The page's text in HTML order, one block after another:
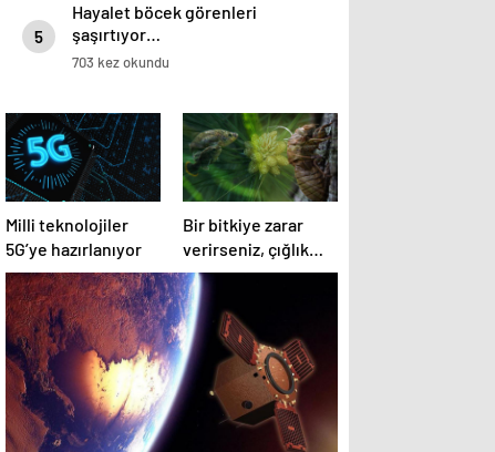
5
Hayalet böcek görenleri
şaşırtıyor…
703 kez okundu
Milli teknolojiler
5G’ye hazırlanıyor
Bir bitkiye zarar
verirseniz, çığlık
atar